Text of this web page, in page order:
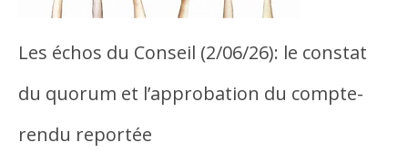
Les échos du Conseil (2/06/26): le constat
du quorum et l’approbation du compte-
rendu reportée